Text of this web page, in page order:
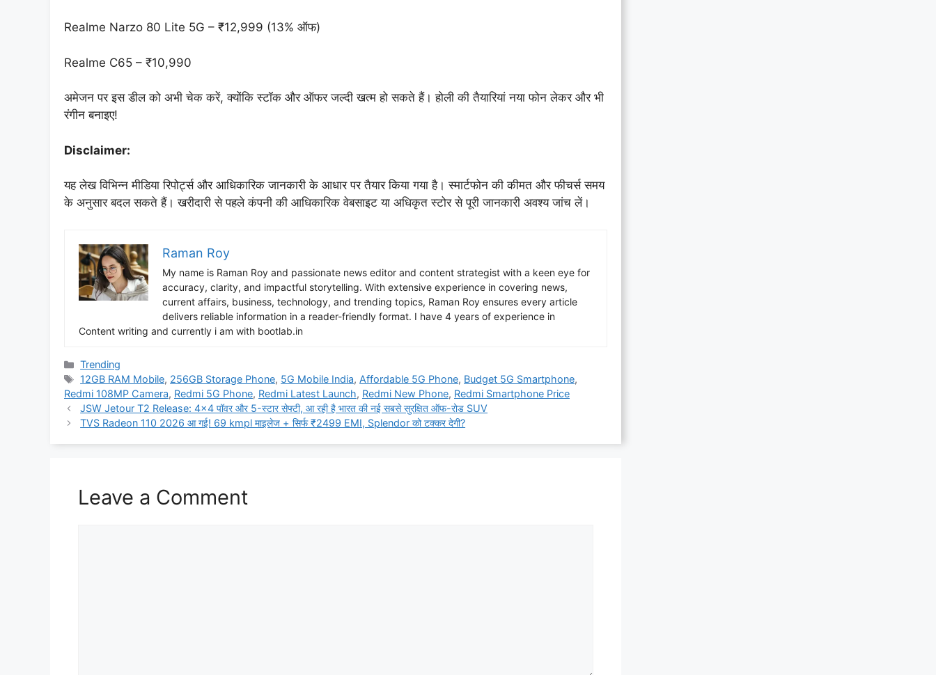
Realme Narzo 80 Lite 5G – ₹12,999 (13% ऑफ)
Realme C65 – ₹10,990
अमेजन पर इस डील को अभी चेक करें, क्योंकि स्टॉक और ऑफर जल्दी खत्म हो सकते हैं। होली की तैयारियां नया फोन लेकर और भी
रंगीन बनाइए!
Disclaimer:
यह लेख विभिन्न मीडिया रिपोर्ट्स और आधिकारिक जानकारी के आधार पर तैयार किया गया है। स्मार्टफोन की कीमत और फीचर्स समय
के अनुसार बदल सकते हैं। खरीदारी से पहले कंपनी की आधिकारिक वेबसाइट या अधिकृत स्टोर से पूरी जानकारी अवश्य जांच लें।
Raman Roy
My name is Raman Roy and passionate news editor and content strategist with a keen eye for
accuracy, clarity, and impactful storytelling. With extensive experience in covering news,
current affairs, business, technology, and trending topics, Raman Roy ensures every article
delivers reliable information in a reader-friendly format. I have 4 years of experience in
Content writing and currently i am with bootlab.in
Categories
Trending
Tags
12GB RAM Mobile, 256GB Storage Phone, 5G Mobile India,Affordable 5G Phone, Budget 5G Smartphone,
Redmi 108MP Camera, Redmi 5G Phone, Redmi Latest Launch, Redmi New Phone, Redmi Smartphone Price
JSW Jetour T2 Release: 4×4 पॉवर और 5-स्टार सेफ्टी, आ रही है भारत की नई सबसे सुरक्षित ऑफ-रोड SUV
TVS Radeon 110 2026 आ गई! 69 kmpl माइलेज + सिर्फ ₹2499 EMI, Splendor को टक्कर देगी?
Leave a Comment